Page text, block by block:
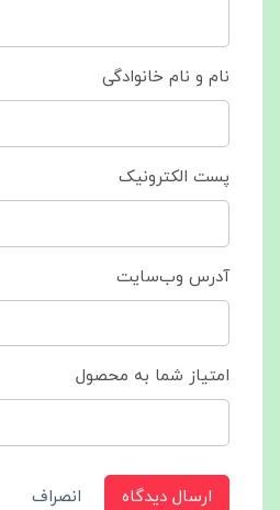
نام و نام خانوادگی
پست الکترونیک
آدرس وب‌سایت
امتیاز شما به محصول
ارسال دیدگاه انصراف